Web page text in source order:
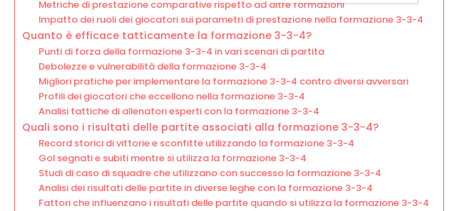
Metriche di prestazione comparative rispetto ad altre formazioni
Impatto dei ruoli dei giocatori sui parametri di prestazione nella formazione 3-3-4
Quanto è efficace tatticamente la formazione 3-3-4?
Punti di forza della formazione 3-3-4 in vari scenari di partita
Debolezze e vulnerabilità della formazione 3-3-4
Migliori pratiche per implementare la formazione 3-3-4 contro diversi avversari
Profili dei giocatori che eccellono nella formazione 3-3-4
Analisi tattiche di allenatori esperti con la formazione 3-3-4
Quali sono i risultati delle partite associati alla formazione 3-3-4?
Record storici di vittorie e sconfitte utilizzando la formazione 3-3-4
Gol segnati e subiti mentre si utilizza la formazione 3-3-4
Studi di caso di squadre che utilizzano con successo la formazione 3-3-4
Analisi dei risultati delle partite in diverse leghe con la formazione 3-3-4
Fattori che influenzano i risultati delle partite quando si utilizza la formazione 3-3-4